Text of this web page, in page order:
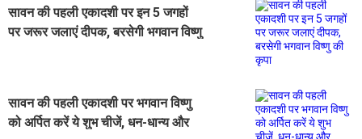
सावन की पहली एकादशी पर इन 5 जगहों
पर जरूर जलाएं दीपक, बरसेगी भगवान विष्णु
सावन की पहली एकादशी पर भगवान विष्णु
को अर्पित करें ये शुभ चीजें, धन-धान्य और